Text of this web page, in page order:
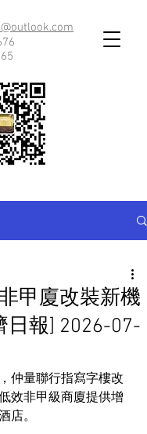
甲廈改裝新機
日報] 2026-07-
仲量聯行指寫字樓改
效非甲級商廈提供增
店。